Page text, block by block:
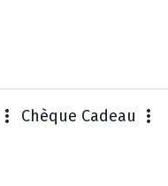
Chèque Cadeau